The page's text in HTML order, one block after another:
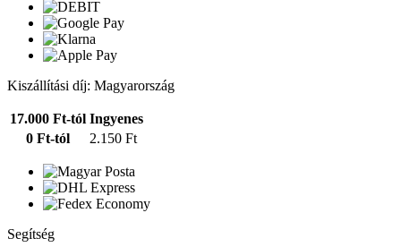
Kiszállítási díj: Magyarország
17.000 Ft-tól Ingyenes
0 Ft-tól
2.150 Ft
Segítség